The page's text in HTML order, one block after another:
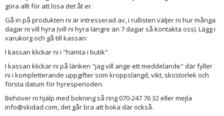
göra allt för att lösa det åt er.
Gå in på produkten ni är intresserad av, i rullisten väljer ni hur många
dagar ni vill hyra (vill ni hyra längre än 7 dagar så kontakta oss). Lägg i
varukorg och gå till kassan:
I kassan klickar ni i "hämta i butik".
I kassan klickar ni på länken "jag vill ange ett meddelande" där fyller
ni i kompletterande uppgifter som kroppslängd, vikt, skostorlek och
första datum för hyresperioden.
Behöver ni hjälp med bokning så ring 070-247 76 32 eller mejla
info@skidad.com, det går bra att boka där också.